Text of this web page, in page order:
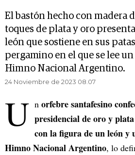
El bastón hecho con madera
toques de plata y oro
león que sostiene en sus
pergamino en el que se lee
Himno Nacional Argentino.
24 Noviembre de 2023 08.07
U n orfebre santafesino
presidencial de oro y
con la figura de un león y
Himno Nacional Argentino, lo